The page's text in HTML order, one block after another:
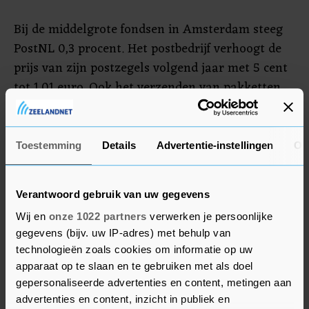
Toestemming Details Advertentie-instellingen
Verantwoord gebruik van uw gegevens
Wij en onze 1022 partners verwerken je persoonlijke
gegevens (bijv. uw IP-adres) met behulp van
technologieën zoals cookies om informatie op uw
apparaat op te slaan en te gebruiken met als doel
gepersonaliseerde advertenties en content, metingen aan
advertenties en content, inzicht in publiek en
Bij de middelgrote fondsen in Amsterdam steeg
PostNL 0,3 procent. Het postbedrijf verhoogt de
prijs van zijn postzegels volgend jaar met 5 cent
tot 1,01 euro. Ook het verzenden van pakketten
wordt duurder. De MidKap sloot met een verlies
van 0,8 procent op 856,46 punten. In Parijs,
Londen en Frankfurt stonden minnen tot 0,9
procent op de borden.
BASF
In Duitsland stond chemiebedrijf BASF (plus 1,6
procent) in de schijnwerpers na een
handelsupdate. Het bedrijf zag zijn winst dalen
onder druk van hoge kosten voor materialen en